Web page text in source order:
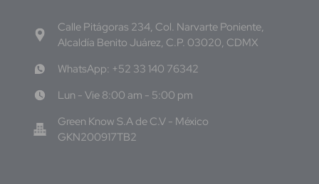
Calle Pitágoras 234, Col. Narvarte Poniente,
Alcaldía Benito Juárez, C.P. 03020, CDMX
WhatsApp: +52 33 140 76342
Lun - Vie 8:00 am - 5:00 pm
Green Know S.A de C.V - México
GKN200917TB2